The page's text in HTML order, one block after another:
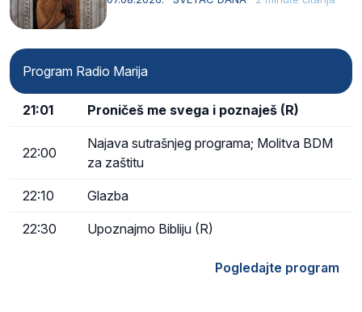
Program Radio Marija
21:01 Proničeš me svega i poznaješ (R)
22:00
Najava sutrašnjeg programa; Molitva BDM
za zaštitu
22:10 Glazba
22:30 Upoznajmo Bibliju (R)
Pogledajte program